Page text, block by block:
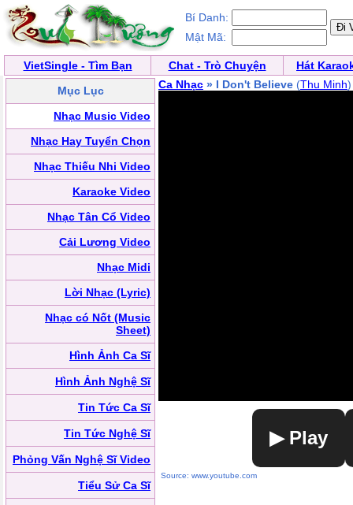
Bí Danh:
Mật Mã:
VietSingle - Tìm Bạn Chat - Trò Chuyện
Hát
Mục Lục
Nhạc Music Video
Nhạc Hay Tuyển Chọn
Nhạc Thiếu Nhi Video
Karaoke Video
Nhạc Tân Cổ Video
Cải Lương Video
Nhạc Midi
Lời Nhạc (Lyric)
Nhạc có Nốt (Music
Sheet)
Hình Ảnh Ca Sĩ
Hình Ảnh Nghệ Sĩ
Tin Tức Ca Sĩ
Tin Tức Nghệ Sĩ
Phỏng Vấn Nghệ Sĩ Video
Tiểu Sử Ca Sĩ
Ca Nhạc » I Don't Believe (Thu Minh)
▶ Play
Source: www.youtube.com